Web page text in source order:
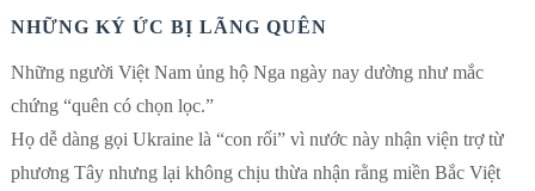
NHỮNG KÝ ỨC BỊ LÃNG QUÊN
Những người Việt Nam ủng hộ Nga ngày nay dường như mắc
chứng “quên có chọn lọc.”
Họ dễ dàng gọi Ukraine là “con rối” vì nước này nhận viện trợ từ
phương Tây nhưng lại không chịu thừa nhận rằng miền Bắc Việt